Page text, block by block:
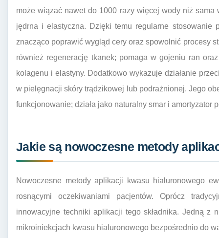
może wiązać nawet do 1000 razy więcej wody niż
jędrna i elastyczna. Dzięki temu regularne stosowanie
znacząco poprawić wygląd cery oraz spowolnić procesy
również regenerację tkanek; pomaga w gojeniu ran
kolagenu i elastyny. Dodatkowo wykazuje działanie
w pielęgnacji skóry trądzikowej lub podrażnionej. Jego
funkcjonowanie; działa jako naturalny smar i amortyzator
Jakie są nowoczesne metody
Nowoczesne metody aplikacji kwasu hialuronowego
rosnącymi oczekiwaniami pacjentów. Oprócz
innowacyjne techniki aplikacji tego składnika. Jedną z
mikroiniekcjach kwasu hialuronowego bezpośrednio do